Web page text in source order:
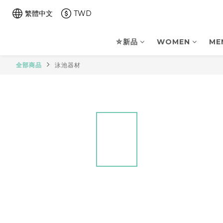
繁體中文 TWD
⛤新品 WOMEN
全部商品 泳池器材